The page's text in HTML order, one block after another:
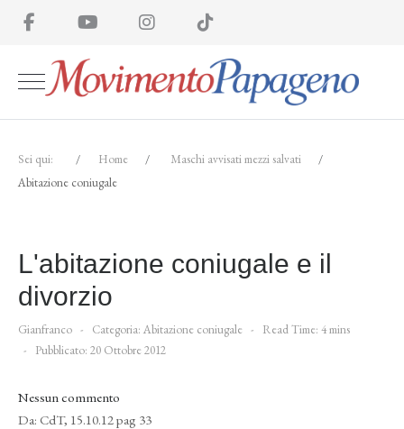
Sei qui: Home
Maschi avvisati mezzi sal­vati
Abitazione coniugale
L'abitazione coniugale e il
divorzio
Gianfranco Categoria: Abitazione coniugale
Read Time: 4 mins
Pubblicato: 20 Ottobre 2012
Nessun commento
Da: CdT, 15.10.12 pag 33